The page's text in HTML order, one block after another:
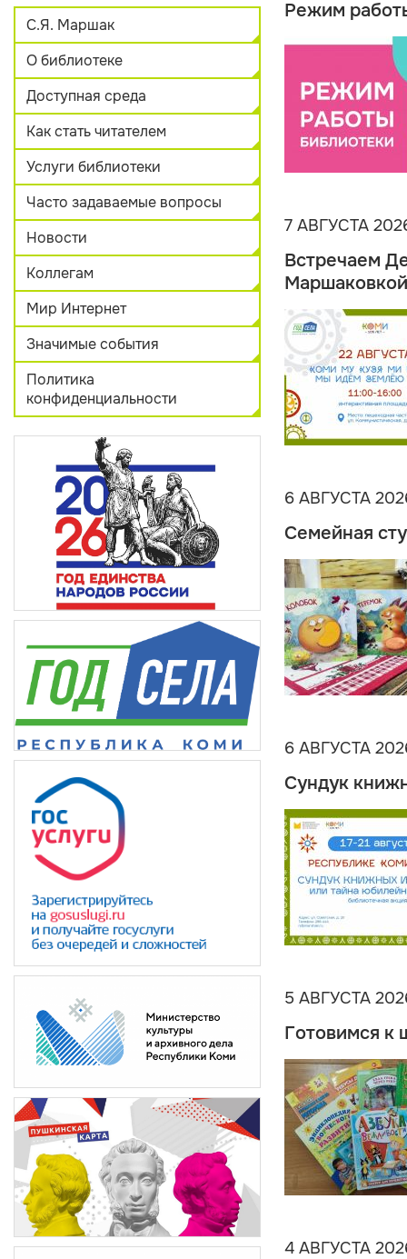
С.Я. Маршак
О библиотеке
Доступная среда
Как стать читателем
Услуги библиотеки
Часто задаваемые вопросы
Новости
Коллегам
Мир Интернет
Значимые события
Политика
конфиденциальности
Режим
7 АВГУСТА
Встречаем
Маршаковкой
6 АВГУСТА
Семейная
6 АВГУСТА
Сундук
5 АВГУСТА
Готовимся к
4 АВГУСТА